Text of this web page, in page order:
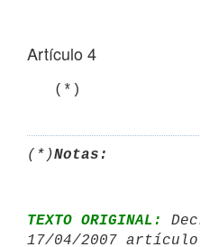
Artículo 4
   (*)
(*)Notas:
TEXTO ORIGINAL:
17/04/2007 artículo